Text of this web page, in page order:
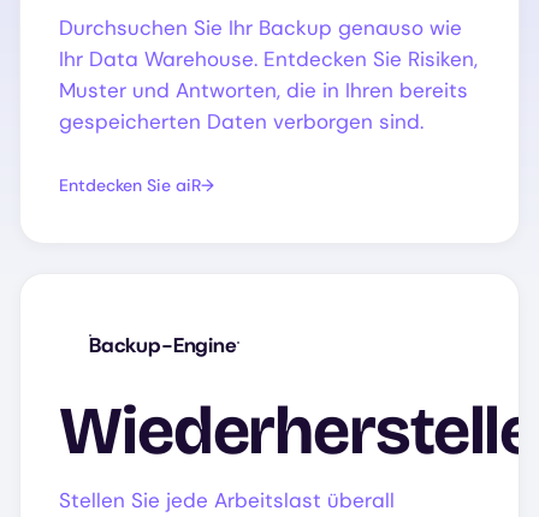
Durchsuchen Sie Ihr Backup genauso wie
Ihr Data Warehouse. Entdecken Sie Risiken,
Muster und Antworten, die in Ihren bereits
gespeicherten Daten verborgen sind.
Entdecken Sie aiR
Backup-Engine
Stellen Sie jede Arbeitslast überall